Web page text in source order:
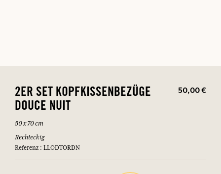
2ER SET KOPFKISSENBEZÜGE
DOUCE NUIT
50,00 €
50 x 70 cm
Rechteckig
Referenz : LLODTORDN